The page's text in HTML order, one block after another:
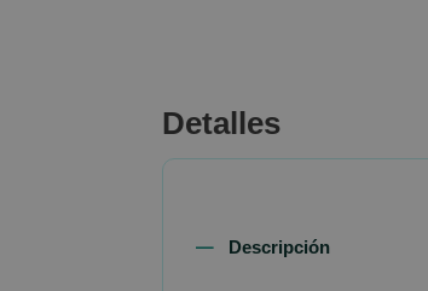
Detalles
Descripción